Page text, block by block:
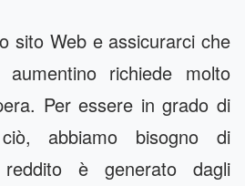
sito Web e assicurarci che
richiede molto
Per essere in grado di
abbiamo bisogno di
è generato dagli